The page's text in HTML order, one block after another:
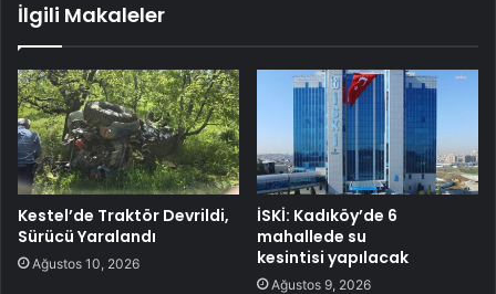
İlgili Makaleler
Kestel’de Traktör Devrildi,
Sürücü Yaralandı
Ağustos 10, 2026
İSKİ: Kadıköy’de 6
mahallede su
kesintisi yapılacak
Ağustos 9, 2026